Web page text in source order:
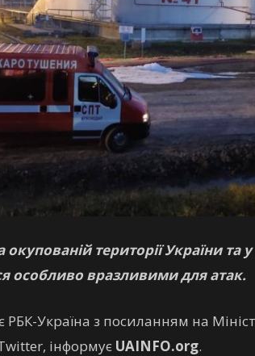
території України
особливо вразливими для атак.
РБК-Україна з посиланням на
інформує UAINFO.org.